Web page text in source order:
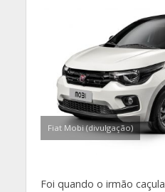
Fiat Mobi (divulgação)
Foi quando o irmão caçula